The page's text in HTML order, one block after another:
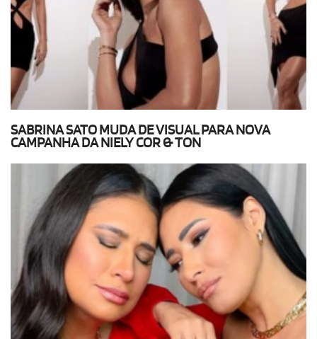
SABRINA SATO MUDA DE VISUAL PARA NOVA
CAMPANHA DA NIELY COR & TON